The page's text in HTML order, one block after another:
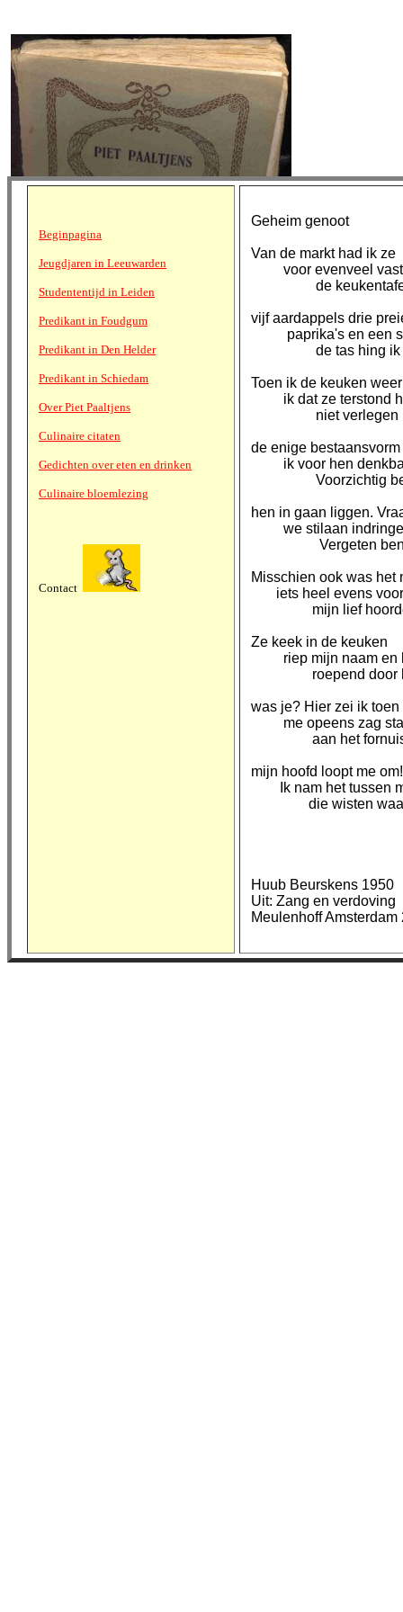
Beginpagina
Jeugdjaren in Leeuwarden
Studententijd in Leiden
Predikant in Foudgum
Predikant in Den Helder
Predikant in Schiedam
Over Piet Paaltjens
Culinaire citaten
Gedichten over eten en drinken
Culinaire bloemlezing
Contact
Geheim genoot
Van de markt had ik ze
voor evenveel vast
de keukentafel
vijf aardappels drie
paprika's en een
de tas hing ik
Toen ik de keuken
ik dat ze terstond
niet verlegen
de enige
ik voor hen
Voorzichtig ben
hen in gaan liggen.
we stilaan
Vergeten ben
Misschien ook was het
iets heel evens
mijn lief hoorden
Ze keek in de keuken
riep mijn naam en
roepend door het
was je? Hier zei ik toen
me opeens zag
aan het
mijn hoofd loopt me om!
Ik nam het tussen
die wisten
Huub Beurskens 1950
Uit: Zang en verdoving
Meulenhoff Amsterdam